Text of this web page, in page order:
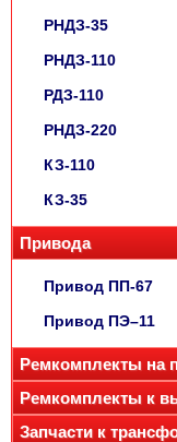
РНДЗ-35
РНДЗ-110
РДЗ-110
РНДЗ-220
КЗ-110
КЗ-35
Привода
Привод ПП-67
Привод ПЭ–11
Ремкомплекты на
Ремкомплекты к
Запчасти к